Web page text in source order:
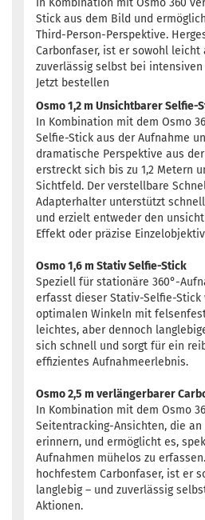
In Kombination mit Osmo 360
Stick aus dem Bild und
Third-Person-Perspektive.
Carbonfaser, ist er sowohl leicht
zuverlässig selbst bei intensiven
Jetzt bestellen
Osmo 1,2 m Unsichtbarer Selfie-
In Kombination mit dem Osmo
Selfie-Stick aus der Aufnahme
dramatische Perspektive aus
erstreckt sich bis zu 1,2 Metern
Sichtfeld. Der verstellbare
Adapterhalter unterstützt
und erzielt entweder den
Effekt oder präzise
Osmo 1,6 m Stativ Selfie-Stick
Speziell für stationäre 360°-
erfasst dieser Stativ-Selfie-Stick
optimalen Winkeln mit
leichtes, aber dennoch
sich schnell und sorgt für ein
effizientes Aufnahmeerlebnis.
Osmo 2,5 m verlängerbarer
In Kombination mit dem Osmo
Seitentracking-Ansichten, die
erinnern, und ermöglicht es,
Aufnahmen mühelos zu
hochfestem Carbonfaser, ist er
langlebig – und zuverlässig
Aktionen.